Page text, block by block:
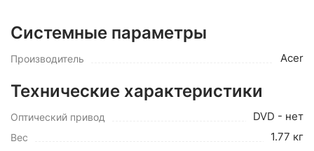
Системные параметры
Производитель Acer
Технические характеристики
Оптический привод DVD - нет
Вес 1.77 кг